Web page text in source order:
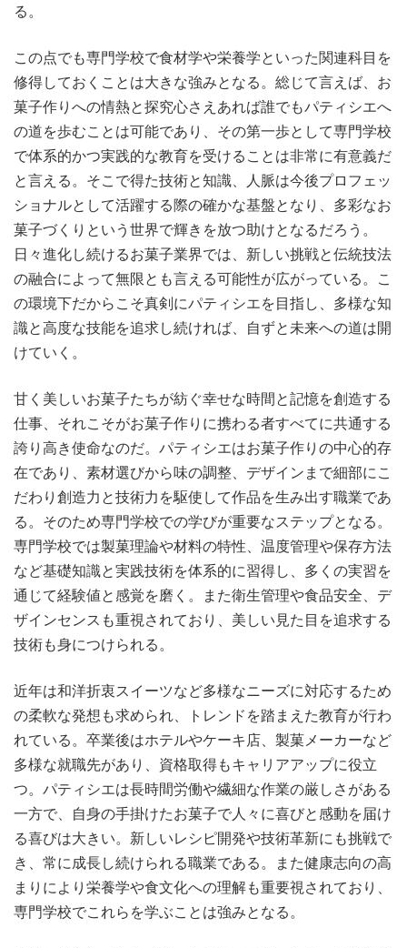
る。
この点でも専門学校で食材学や栄養学といった関連科目を
修得しておくことは大きな強みとなる。総じて言えば、お
菓子作りへの情熱と探究心さえあれば誰でもパティシエへ
の道を歩むことは可能であり、その第一歩として専門学校
で体系的かつ実践的な教育を受けることは非常に有意義だ
と言える。そこで得た技術と知識、人脈は今後プロフェッ
ショナルとして活躍する際の確かな基盤となり、多彩なお
菓子づくりという世界で輝きを放つ助けとなるだろう。
日々進化し続けるお菓子業界では、新しい挑戦と伝統技法
の融合によって無限とも言える可能性が広がっている。こ
の環境下だからこそ真剣にパティシエを目指し、多様な知
識と高度な技能を追求し続ければ、自ずと未来への道は開
けていく。
甘く美しいお菓子たちが紡ぐ幸せな時間と記憶を創造する
仕事、それこそがお菓子作りに携わる者すべてに共通する
誇り高き使命なのだ。パティシエはお菓子作りの中心的存
在であり、素材選びから味の調整、デザインまで細部にこ
だわり創造力と技術力を駆使して作品を生み出す職業であ
る。そのため専門学校での学びが重要なステップとなる。
専門学校では製菓理論や材料の特性、温度管理や保存方法
など基礎知識と実践技術を体系的に習得し、多くの実習を
通じて経験値と感覚を磨く。また衛生管理や食品安全、デ
ザインセンスも重視されており、美しい見た目を追求する
技術も身につけられる。
近年は和洋折衷スイーツなど多様なニーズに対応するため
の柔軟な発想も求められ、トレンドを踏まえた教育が行わ
れている。卒業後はホテルやケーキ店、製菓メーカーなど
多様な就職先があり、資格取得もキャリアアップに役立
つ。パティシエは長時間労働や繊細な作業の厳しさがある
一方で、自身の手掛けたお菓子で人々に喜びと感動を届け
る喜びは大きい。新しいレシピ開発や技術革新にも挑戦で
き、常に成長し続けられる職業である。また健康志向の高
まりにより栄養学や食文化への理解も重要視されており、
専門学校でこれらを学ぶことは強みとなる。